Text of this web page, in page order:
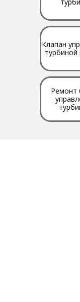
Клапан
Ремонт